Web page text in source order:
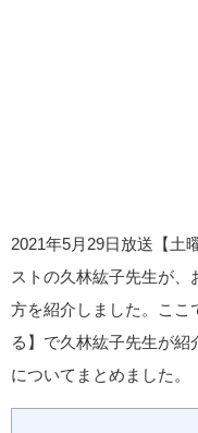
2021年5月29日放送【土
ストの久林紘子先生が、
方を紹介しました。ここ
る】で久林紘子先生が
についてまとめました。